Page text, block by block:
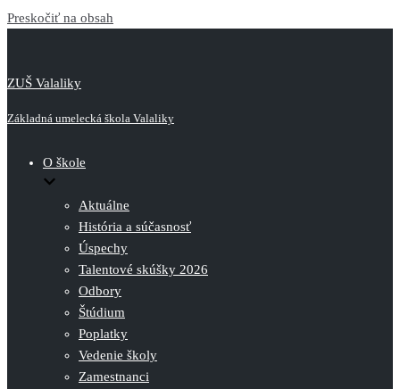
Preskočiť na obsah
ZUŠ Valaliky
Základná umelecká škola Valaliky
O škole
Aktuálne
História a súčasnosť
Úspechy
Talentové skúšky 2026
Odbory
Štúdium
Poplatky
Vedenie školy
Zamestnanci